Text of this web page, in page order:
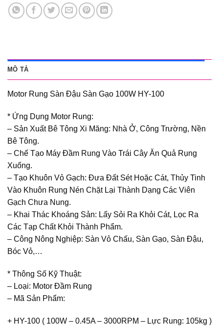
MÔ TẢ
Motor Rung Sàn Đậu Sàn Gạo 100W HY-100
* Ứng Dụng Motor Rung:
– Sản Xuất Bê Tông Xi Măng: Nhà Ở, Công Trường, Nền
Bê Tông.
– Chế Tạo Máy Đầm Rung Vào Trái Cây Ăn Quả Rụng
Xuống.
– Tạo Khuôn Vỏ Gạch: Đưa Đất Sét Hoặc Cát, Thủy Tinh
Vào Khuôn Rung Nén Chặt Lại Thành Dạng Các Viên
Gạch Chưa Nung.
– Khai Thác Khoáng Sản: Lấy Sỏi Ra Khỏi Cát, Lọc Ra
Các Tạp Chất Khỏi Thành Phẩm.
– Công Nông Nghiệp: Sàn Vỏ Chấu, Sàn Gạo, Sàn Đậu,
Bóc Vỏ,…
* Thông Số Kỹ Thuật:
– Loại: Motor Đầm Rung
– Mã Sản Phẩm:
+ HY-100 ( 100W – 0.45A – 3000RPM – Lực Rung: 105kg )